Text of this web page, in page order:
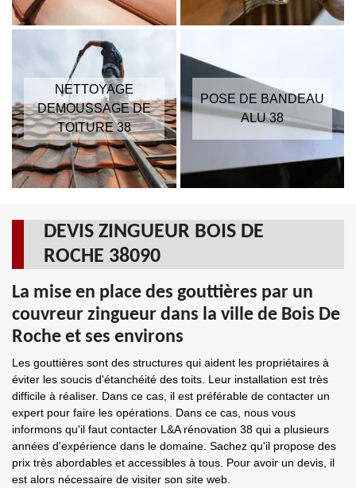
NETTOYAGE
DEMOUSSAGE DE
TOITURE 38
POSE DE BANDEAU
ALU 38
DEVIS ZINGUEUR BOIS DE
ROCHE 38090
La mise en place des gouttières par un
couvreur zingueur dans la ville de Bois De
Roche et ses environs
Les gouttières sont des structures qui aident les propriétaires à
éviter les soucis d'étanchéité des toits. Leur installation est très
difficile à réaliser. Dans ce cas, il est préférable de contacter un
expert pour faire les opérations. Dans ce cas, nous vous
informons qu'il faut contacter L&A rénovation 38 qui a plusieurs
années d'expérience dans le domaine. Sachez qu'il propose des
prix très abordables et accessibles à tous. Pour avoir un devis, il
est alors nécessaire de visiter son site web.